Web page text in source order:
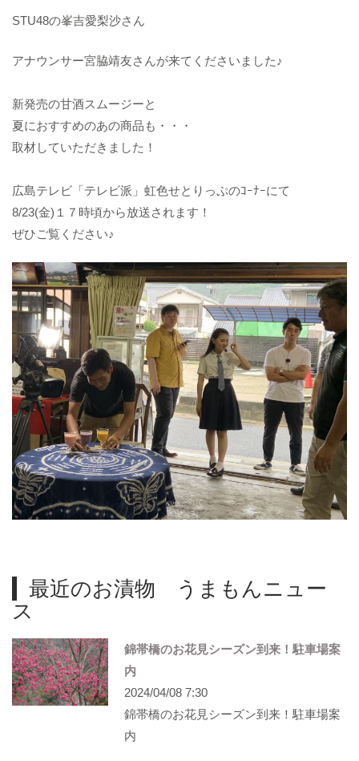
STU48の峯吉愛梨沙さん
アナウンサー宮脇靖友さんが来てくださいました♪
新発売の甘酒スムージーと
夏におすすめのあの商品も・・・
取材していただきました！
広島テレビ「テレビ派」虹色せとりっぷのｺｰﾅｰにて
8/23(金)１７時頃から放送されます！
ぜひご覧ください♪
最近のお漬物 うまもんニュー
ス
錦帯橋のお花見シーズン到来！駐車場案
内
2024/04/08 7:30
錦帯橋のお花見シーズン到来！駐車場案
内